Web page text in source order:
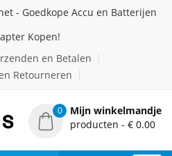
- Goedkope Accu en Batterijen
Kopen!
en Betalen
Retourneren
0
Mijn winkelmandje
producten - € 0.00